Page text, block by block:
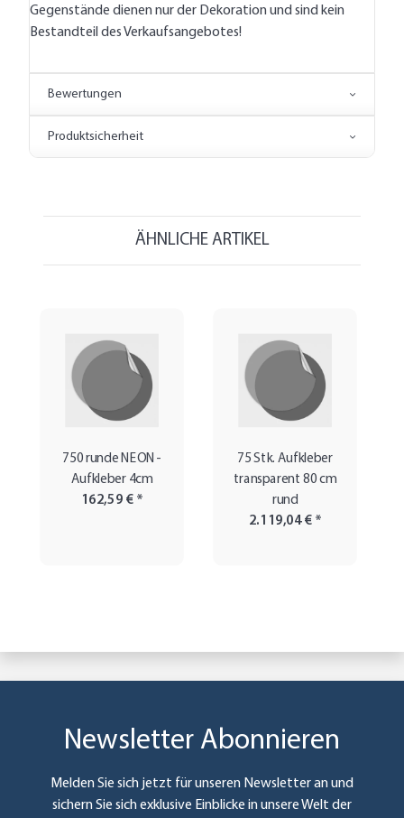
Gegenstände dienen nur der Dekoration und sind kein
Bestandteil des Verkaufsangebotes!
Bewertungen
Produktsicherheit
ÄHNLICHE ARTIKEL
750 runde NEON-
Aufkleber 4cm
162,59 € *
75 Stk. Aufkleber
transparent 80 cm
rund
2.119,04 € *
Newsletter Abonnieren
Melden Sie sich jetzt für unseren Newsletter an und
sichern Sie sich exklusive Einblicke in unsere Welt der